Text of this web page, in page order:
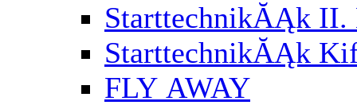
StarttechnikĂĄk II.
StarttechnikĂĄk
FLY AWAY